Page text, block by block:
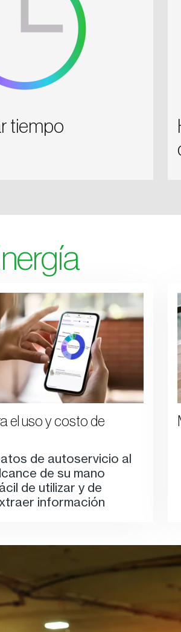
tiempo
el uso y costo de
de autoservicio al
de su mano
de utilizar y de
información